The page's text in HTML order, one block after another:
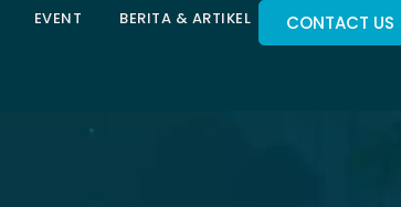
EVENT BERITA & ARTIKEL CONTACT US